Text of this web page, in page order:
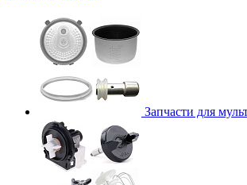
Запчасти для